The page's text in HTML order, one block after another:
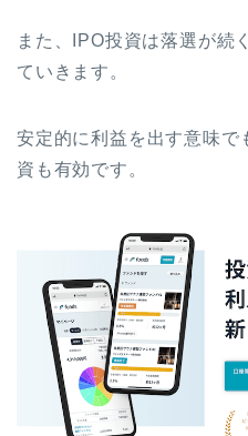
また、IPO投資は落選が続
ていきます。
安定的に利益を出す意味
資も有効です。